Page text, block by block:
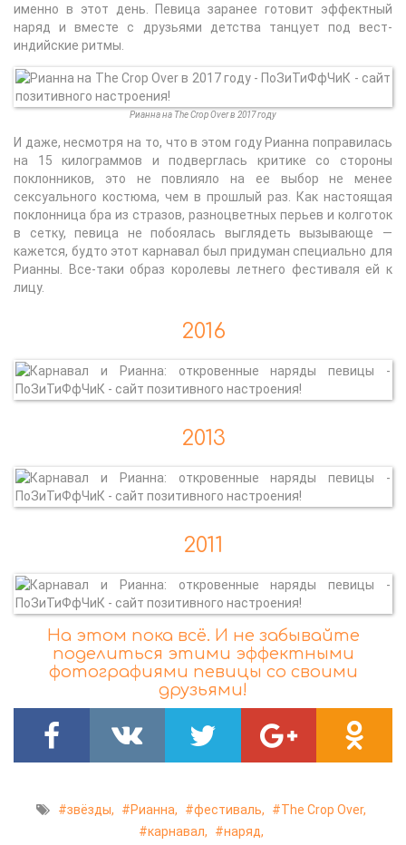
именно в этот день. Певица заранее готовит эффектный
наряд и вместе с друзьями детства танцует под вест-
индийские ритмы.
Рианна на The Crop Over в 2017 году
И даже, несмотря на то, что в этом году Рианна поправилась
на 15 килограммов и подверглась критике со стороны
поклонников, это не повлияло на ее выбор не менее
сексуального костюма, чем в прошлый раз. Как настоящая
поклонница бра из стразов, разноцветных перьев и колготок
в сетку, певица не побоялась выглядеть вызывающе —
кажется, будто этот карнавал был придуман специально для
Рианны. Все-таки образ королевы летнего фестиваля ей к
лицу.
2016
2013
2011
На этом пока всё. И не забывайте
поделиться этими эффектными
фотографиями певицы со своими
друзьями!
звёзды, Рианна, фестиваль,
The Crop Over,
карнавал,
наряд,